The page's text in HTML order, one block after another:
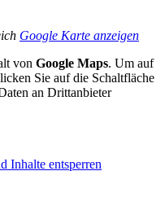
Google Karte anzeigen
von Google Maps. Um auf
Sie auf die Schaltfläche
an Drittanbieter
Inhalte entsperren